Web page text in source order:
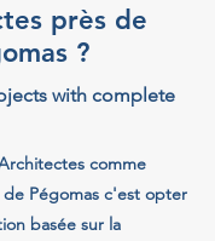
près de
?
with complete
comme
Pégomas c'est opter
basée sur la